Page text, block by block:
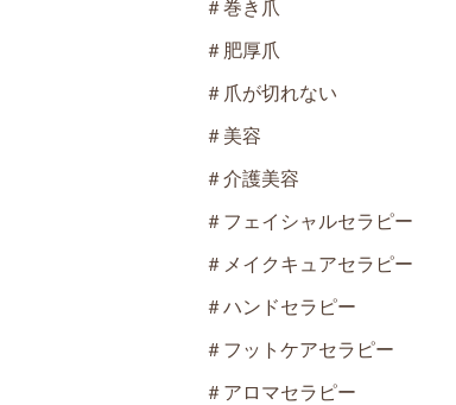
＃巻き爪
＃肥厚爪
＃爪が切れない
＃美容
＃介護美容
＃フェイシャルセラピー
＃メイクキュアセラピー
＃ハンドセラピー
＃フットケアセラピー
＃アロマセラピー